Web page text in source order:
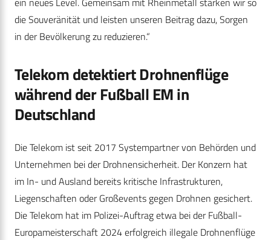
die Souveränität und leisten unseren Beitrag dazu, Sorgen
in der Bevölkerung zu reduzieren.“
Telekom detektiert Drohnenflüge
während der Fußball EM in
Deutschland
Die Telekom ist seit 2017 Systempartner von Behörden und
Unternehmen bei der Drohnensicherheit. Der Konzern hat
im In- und Ausland bereits kritische Infrastrukturen,
Liegenschaften oder Großevents gegen Drohnen gesichert.
Die Telekom hat im Polizei-Auftrag etwa bei der Fußball-
Europameisterschaft 2024 erfolgreich illegale Drohnenflüge